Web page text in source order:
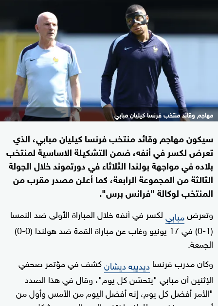
مهاجم وقائد منتخب فرنسا كيليان مبابي
سيكون مهاجم وقائد منتخب فرنسا كيليان مبابي، الذي
تعرض لكسر في أنفه، ضمن التشكيلة الاساسية لمنتخب
بلاده في مواجهة بولندا الثلاثاء في دورتموند خلال الجولة
الثالثة من المجموعة الرابعة، كما أعلن مصدر مقرب من
المنتخب لوكالة "فرانس برس".
وتعرضمبابيلكسر في أنفه خلال المباراة الأولى ضد النمسا
(1-0) في 17 يونيو وغاب عن مباراة القمة ضد هولندا (0-0)
الجمعة.
وكان مدرب فرنساديدييه ديشانكشف في مؤتمر صحفي
الإثنين أن مبابي "يتحسّن كل يوم"، وقال في هذا الصدد
"الأمر أفضل كل يوم، إنه أفضل اليوم من الأمس وأول من